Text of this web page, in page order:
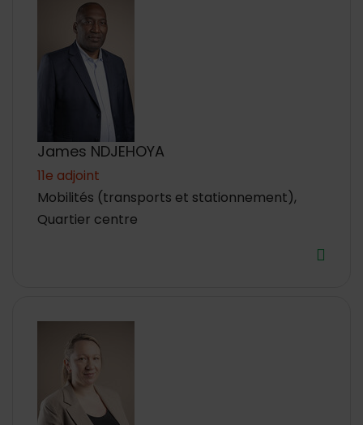
James NDJEHOYA
11e adjoint
Mobilités (transports et stationnement),
Quartier centre